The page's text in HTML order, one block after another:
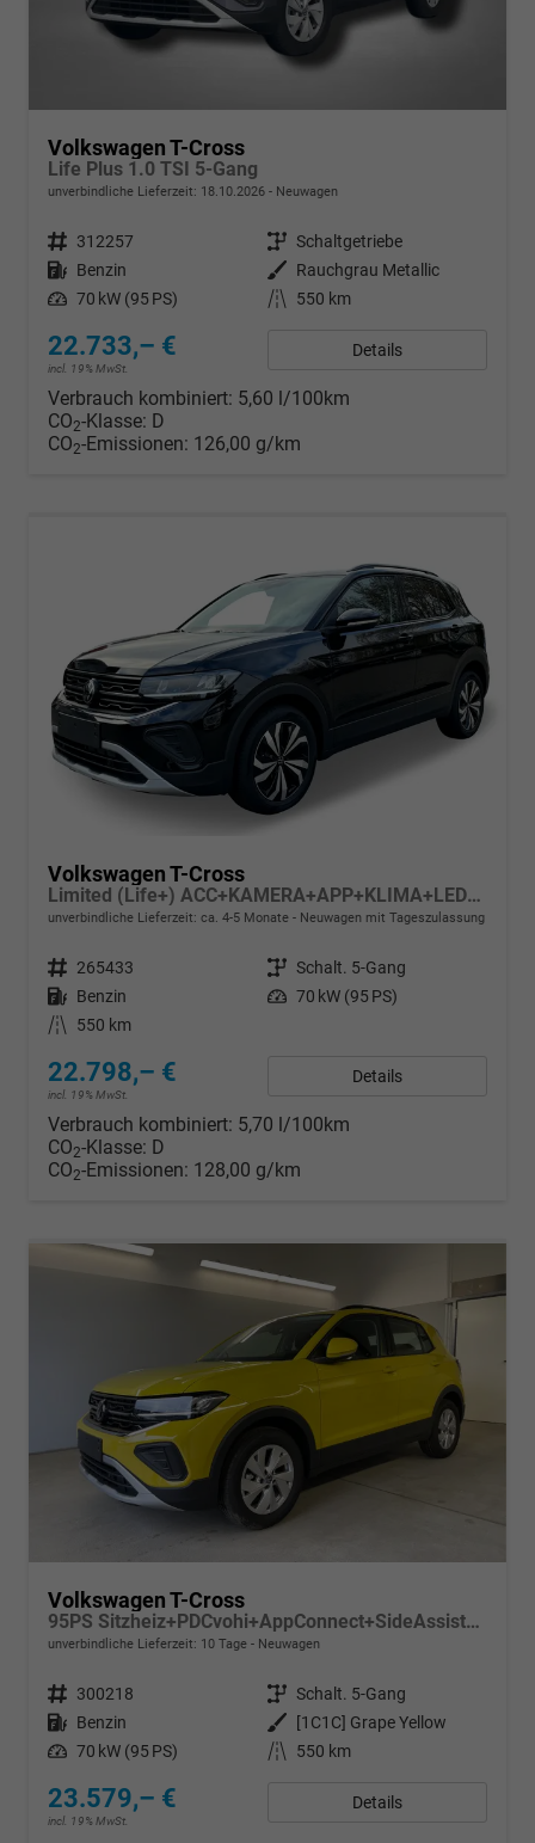
Volkswagen T-Cross
Life Plus 1.0 TSI 5-Gang
unverbindliche Lieferzeit: 18.10.2026 Neuwagen
Fahrzeugnr. 312257 Getriebe Schaltgetriebe
Kraftstoff Benzin Außenfarbe
Rauchgrau Metallic
Leistung 70 kW (95 PS) Kilometerstand 550 km
22.733,– €
incl. 19% MwSt.
Details
Verbrauch kombiniert: 5,60 l/100km
CO2-Klasse: D
CO2-Emissionen: 126,00 g/km
Volkswagen T-Cross
Limited (Life+) ACC+KAMERA+APP+KLIMA+LED+17'' ALU
unverbindliche Lieferzeit: ca. 4-5 Monate Neuwagen mit Tageszulassung
Fahrzeugnr. 265433 Getriebe Schalt. 5-Gang
Kraftstoff Benzin Leistung 70 kW (95 PS)
Kilometerstand
550 km
22.798,– €
incl. 19% MwSt.
Details
Verbrauch kombiniert: 5,70 l/100km
CO2-Klasse: D
CO2-Emissionen: 128,00 g/km
Volkswagen T-Cross
95PS Sitzheiz+PDCvohi+AppConnect+SideAssist+TravelAssist+ACC+Klima
unverbindliche Lieferzeit: 10 Tage Neuwagen
Fahrzeugnr. 300218 Getriebe Schalt. 5-Gang
Kraftstoff Benzin Außenfarbe
[1C1C] Grape Yellow
Leistung 70 kW (95 PS) Kilometerstand 550 km
23.579,– €
incl. 19% MwSt.
Details